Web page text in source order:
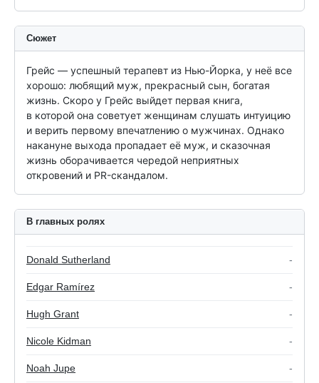
Сюжет
Грейс — успешный терапевт из Нью-Йорка, у неё все
хорошо: любящий муж, прекрасный сын, богатая
жизнь. Скоро у Грейс выйдет первая книга,
в которой она советует женщинам слушать интуицию
и верить первому впечатлению о мужчинах. Однако
накануне выхода пропадает её муж, и сказочная
жизнь оборачивается чередой неприятных
откровений и PR-скандалом.
В главных ролях
Donald Sutherland -
Edgar Ramírez -
Hugh Grant -
Nicole Kidman -
Noah Jupe -